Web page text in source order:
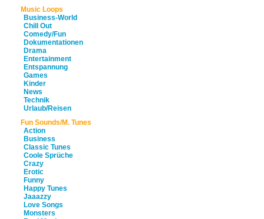
Music Loops
Business-World
Chill Out
Comedy/Fun
Dokumentationen
Drama
Entertainment
Entspannung
Games
Kinder
News
Technik
Urlaub/Reisen
Fun Sounds/M. Tunes
Action
Business
Classic Tunes
Coole Sprüche
Crazy
Erotic
Funny
Happy Tunes
Jaaazzy
Love Songs
Monsters